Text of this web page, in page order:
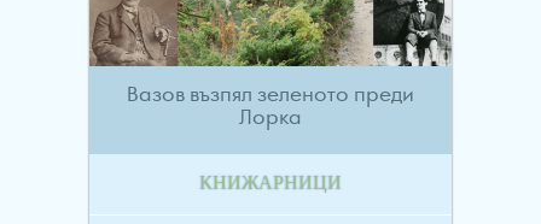
Вазов възпял зеленото преди
Лорка
КНИЖАРНИЦИ